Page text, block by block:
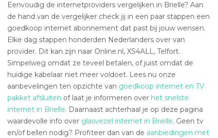
Eenvoudig de internetproviders vergelijken in Brielle? Aan
de hand van de vergelijker check jij in een paar stappen een
goedkoop internet abonnement dat past bij jouw wensen.
Elke dag stappen honderden Nederlanders over van
provider. Dit kan zijn naar Online.nl, XS4ALL, Telfort.
Simpelweg omdat ze teveel betalen, of juist omdat de
huidige kabelaar niet meer voldoet. Lees nu onze
aanbevelingen ten opzichte van goedkoop internet en TV
pakket afsluiten of laat je informeren over het snelste
internet in Brielle. Daarnaast achterhaal je op deze pagina
waardevolle info over glasvezel internet in Brielle. Geen tv
en/of bellen nodig? Profiteer dan van de aanbiedingen met